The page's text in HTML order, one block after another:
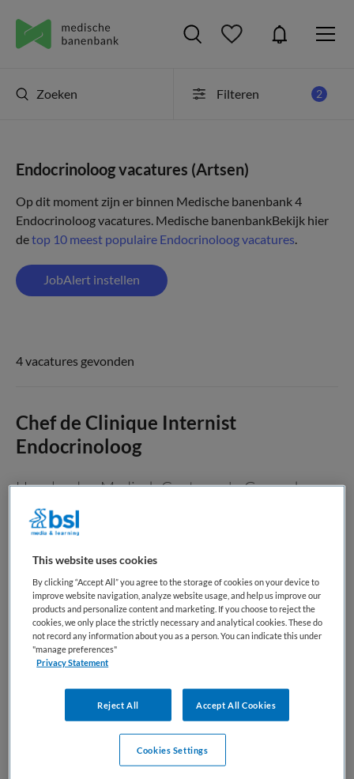
Zoeken Filteren 2
Endocrinoloog vacatures (Artsen)
Op dit moment zijn er binnen Medische banenbank 4
Endocrinoloog vacatures. Medische banenbankBekijk hier
detop 10 meest populaire Endocrinoloog vacatures.
JobAlert instellen
4 vacatures gevonden
Chef de Clinique Internist
Endocrinoloog
Haaglanden Medisch Centrum,'s-Gravenhage
WO
Parttime
Vaste aanstelling
Wij zoeken per direct een Internist-endocrinoloog, tijdelijk
voor 12 maanden voor 0,8 FTE. Wat ga je doen? De
organisatorische eenheid (OE) Interne Geneeskunde heeft
Bewaren
This website uses cookies
By clicking “Accept All” you agree to the storage of cookies on your device to
improve website navigation, analyze website usage, and help us improve our
products and personalize content and marketing. If you choose to reject the
cookies, we only place the strictly necessary and analytical cookies. These do
not record any information about you as a person. You can indicate this under
"manage preferences"
Privacy Statement
Reject All Accept All Cookies
Cookies Settings